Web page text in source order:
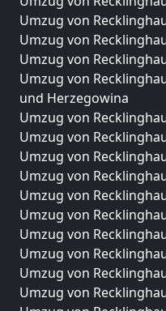
Umzug von
Umzug von
Umzug von
Umzug von
und Herzegowina
Umzug von
Umzug von
Umzug von
Umzug von
Umzug von
Umzug von
Umzug von
Umzug von
Umzug von
Umzug von